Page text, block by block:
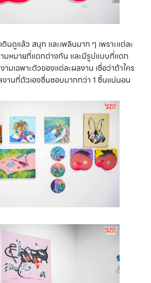
ดินดูแล้ว สนุก และเพลินมาก ๆ เพราะแต่ละ
มหมายที่แตกต่างกัน และมีรูปแบบที่แตก
มเฉพาะตัวของแต่ละผลงาน เชื่อว่าถ้าใคร
านที่ตัวเองชื่นชอบมากกว่า 1 ชิ้นแน่นอน